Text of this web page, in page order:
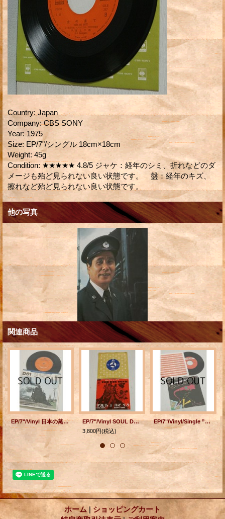
Country: Japan
Company: CBS SONY
Year: 1975
Size: EP/7"/シングル 18cm×18cm
Weight: 45g
Condition: ★★★★★ 4.8/5 ジャケ：経年のシミ、折れなどのダ
メージも殆ど見られない良い状態です。 盤：経年のキズ、
擦れなど殆ど見られない良い状態です。
他の写真
関連商品
EP/7"/Vinyl 日本の蒸気機関車（形式別）シリーズ D 61 A: 1 留萌本線＝ 補機付石炭専用列車発車(深川駅) 2 留萌本線＝補機付貨物列車並走(北一己ー 秩父別) 3 留萌本線＝補機付石炭専用列車通過(恵比島ー峠下) B: 1 深川機関区＝貨物列車到着、単機入庫 2 留萌本線= 貨物列車発車(峠下駅付近) 33 1/3 COLUMBIA
EP/7"/Vinyl SOUL DEEP ソウル・ディープ HAPPY SONG ハッピー・ソング ボックス・トップス (1969) BELL RECORDS
3,800円(税込)
EP/7"/Vinyl/Single ”恋のブギ・ウギ・トレイン/ 愛・イッツ・マイ・ライフ ” 吉田美奈子・作詩/山下達郎・作・編曲 歌：アン・ルイス (1979) Victor
ホーム | ショッピングカート